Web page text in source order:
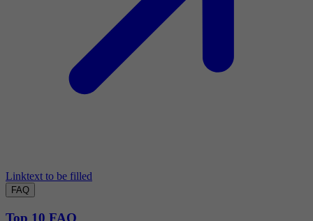
Linktext to be filled
FAQ
Top 10 FAQ